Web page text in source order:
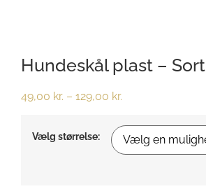
Hundeskål plast – Sort
49,00 kr. – 129,00 kr.
Vælg størrelse: